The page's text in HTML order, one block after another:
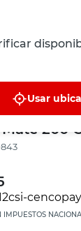
Usar
Para
200
IMPUESTOS